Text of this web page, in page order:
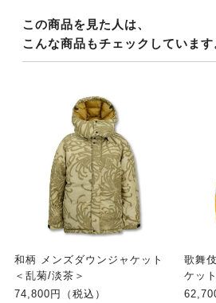
この商品を見た人は、
こんな商品もチェックしています
和柄 メンズダウンジャケット
＜乱菊/淡茶＞
74,800円（税込）
歌舞
ケッ